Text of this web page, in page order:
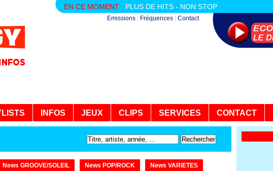
EN CE MOMENT : PLUS DE HITS - NON STOP
Emissions Fréquences Contact
INFOS JEUX CLIPS SERVICES CONTACT
News GROOVE/SOLEIL News POP/ROCK
News VARIETES